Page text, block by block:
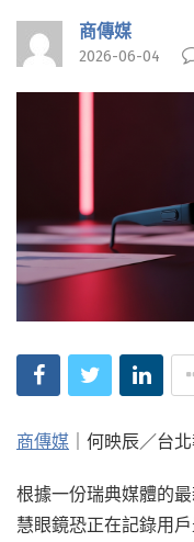
商傳媒
2026-06-04
商傳媒 ｜何映辰／台
根據一份瑞典媒體的
慧眼鏡恐正在記錄用